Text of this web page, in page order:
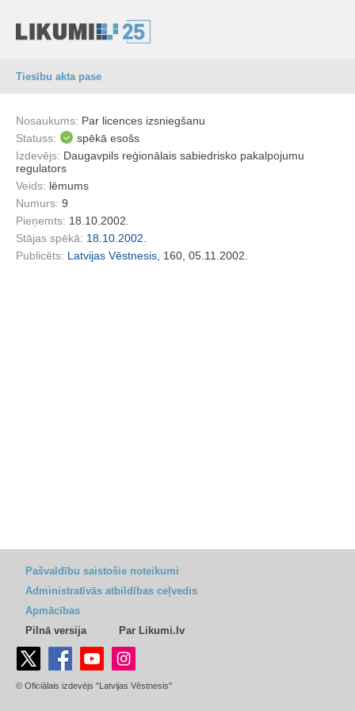
Tiesību akta pase
Nosaukums: Par licences izsniegšanu
Statuss:
spēkā esošs
Izdevējs: Daugavpils reģionālais sabiedrisko pakalpojumu
regulators
Veids: lēmums
Numurs: 9
Pieņemts: 18.10.2002.
Stājas spēkā: 18.10.2002.
Publicēts: Latvijas Vēstnesis , 160, 05.11.2002.
Pašvaldību saistošie noteikumi
Administratīvās atbildības ceļvedis
Apmācības
Pilnā versija
Par Likumi.lv
© Oficiālais izdevējs "Latvijas Vēstnesis"